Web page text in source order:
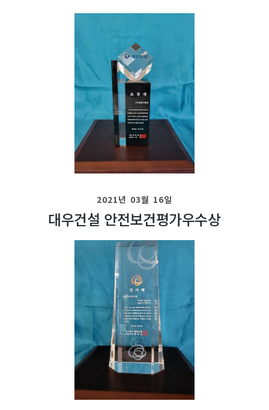
2021년 03월 16일
대우건설 안전보건평가우수상